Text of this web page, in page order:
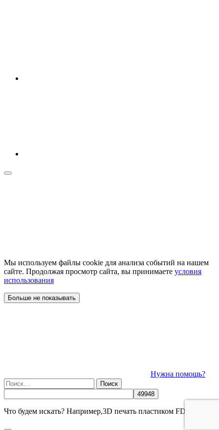
Мы используем файлы cookie для анализа событий на нашем
сайте. Продолжая просмотр сайта, вы принимаете условия
использования
Больше не показывать
Нужна помощь?
Найти:
Что будем искать? Например,3D печать пластиком FDM/SLA